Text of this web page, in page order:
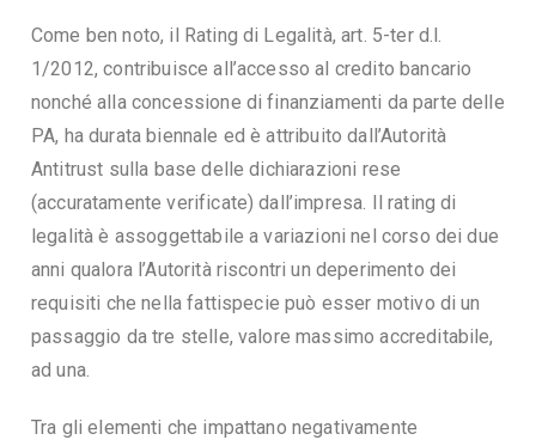
Come ben noto, il Rating di Legalità, art. 5-ter d.l.
1/2012, contribuisce all’accesso al credito bancario
nonché alla concessione di finanziamenti da parte delle
PA, ha durata biennale ed è attribuito dall’Autorità
Antitrust sulla base delle dichiarazioni rese
(accuratamente verificate) dall’impresa. Il rating di
legalità è assoggettabile a variazioni nel corso dei due
anni qualora l’Autorità riscontri un deperimento dei
requisiti che nella fattispecie può esser motivo di un
passaggio da tre stelle, valore massimo accreditabile,
ad una.
Tra gli elementi che impattano negativamente